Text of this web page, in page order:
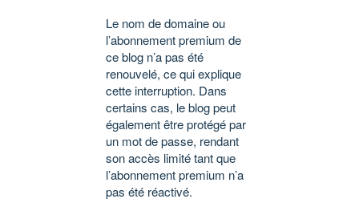
Le nom de domaine ou
l’abonnement premium de
ce blog n’a pas été
renouvelé, ce qui explique
cette interruption. Dans
certains cas, le blog peut
également être protégé par
un mot de passe, rendant
son accès limité tant que
l’abonnement premium n’a
pas été réactivé.